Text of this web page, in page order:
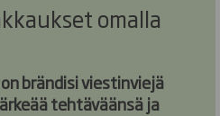
omalla
brändisi viestinviejä
tehtäväänsä ja